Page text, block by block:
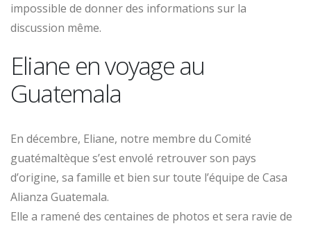
impossible de donner des informations sur la
discussion même.
Eliane en voyage au
Guatemala
En décembre, Eliane, notre membre du Comité
guatémaltèque s’est envolé retrouver son pays
d’origine, sa famille et bien sur toute l’équipe de Casa
Alianza Guatemala.
Elle a ramené des centaines de photos et sera ravie de